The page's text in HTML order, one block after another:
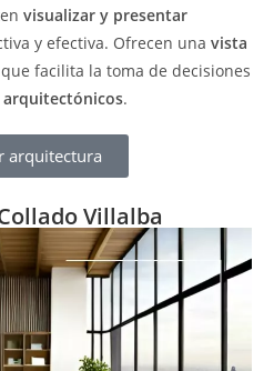
visualizar y presentar
y efectiva. Ofrecen una vista
que facilita la toma de decisiones
.
arquitectura
Villalba